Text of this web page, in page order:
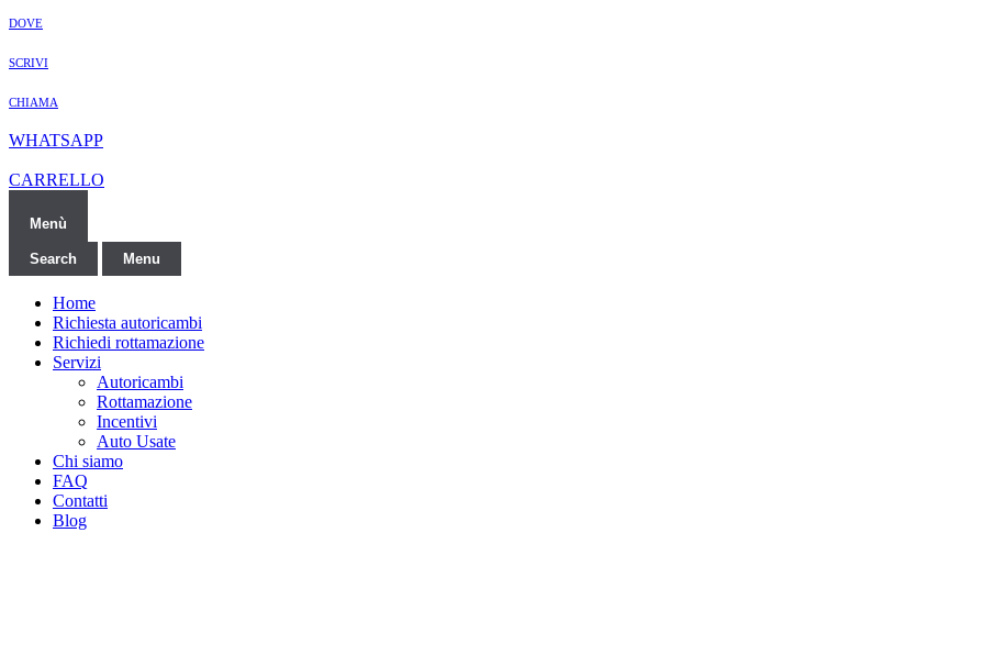
DOVE
SCRIVI
CHIAMA
WHATSAPP
CARRELLO
Menù
Search Menu
Home
Richiesta autoricambi
Richiedi rottamazione
Servizi
Autoricambi
Rottamazione
Incentivi
Auto Usate
Chi siamo
FAQ
Contatti
Blog